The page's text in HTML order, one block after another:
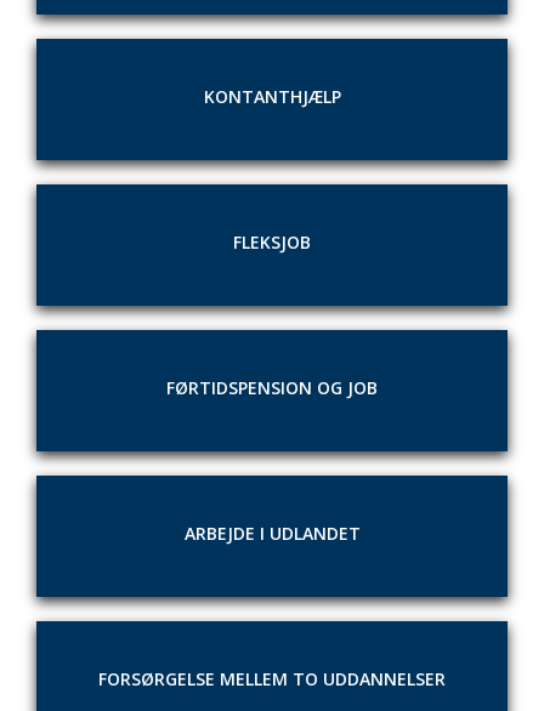
KONTANTHJÆLP
FLEKSJOB
FØRTIDSPENSION OG JOB
ARBEJDE I UDLANDET
FORSØRGELSE MELLEM TO UDDANNELSER